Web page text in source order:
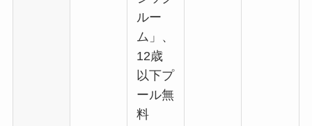
ルー
ム」、
12歳
以下プ
ール無
料